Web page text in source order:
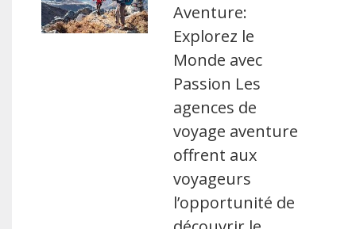
Aventure:
Explorez le
Monde avec
Passion Les
agences de
voyage aventure
offrent aux
voyageurs
l’opportunité de